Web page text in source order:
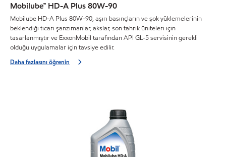
Mobilube™ HD-A Plus 80W-90
Mobilube HD-A Plus 80W-90, aşırı basınçların ve şok yüklemelerinin
beklendiği ticari şanzımanlar, akslar, son tahrik üniteleri için
tasarlanmıştır ve ExxonMobil tarafından API GL-5 servisinin gerekli
olduğu uygulamalar için tavsiye edilir.
Daha fazlasını öğrenin